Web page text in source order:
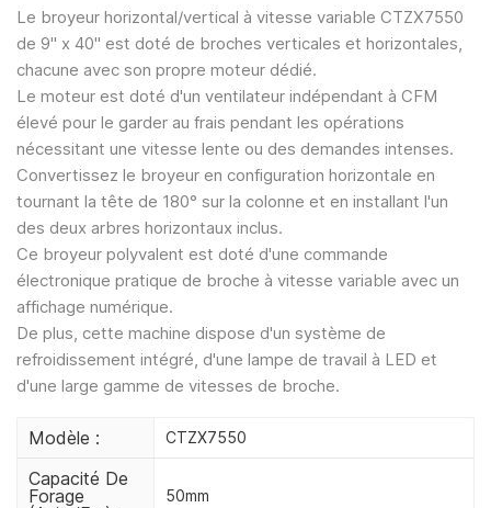
Le broyeur horizontal/vertical à vitesse variable CTZX7550
de 9" x 40" est doté de broches verticales et horizontales,
chacune avec son propre moteur dédié.
Le moteur est doté d'un ventilateur indépendant à CFM
élevé pour le garder au frais pendant les opérations
nécessitant une vitesse lente ou des demandes intenses.
Convertissez le broyeur en configuration horizontale en
tournant la tête de 180° sur la colonne et en installant l'un
des deux arbres horizontaux inclus.
Ce broyeur polyvalent est doté d'une commande
électronique pratique de broche à vitesse variable avec un
affichage numérique.
De plus, cette machine dispose d'un système de
refroidissement intégré, d'une lampe de travail à LED et
d'une large gamme de vitesses de broche.
Modèle : CTZX7550
Capacité De
Forage
50mm